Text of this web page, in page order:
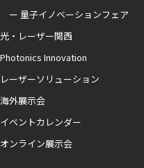
ー 量子イノベーションフェア
光・レーザー関西
Photonics Innovation
レーザーソリューション
海外展示会
イベントカレンダー
オンライン展示会